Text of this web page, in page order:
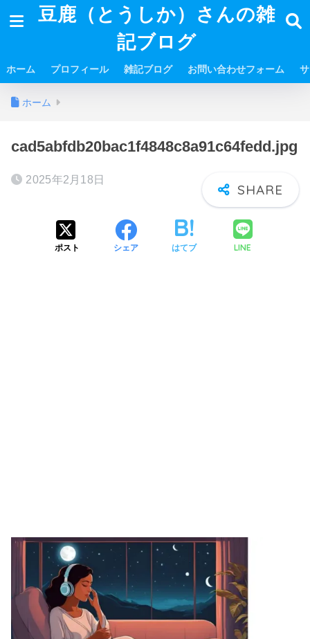
豆鹿（とうしか）さんの雑
記ブログ
ホーム プロフィール 雑記ブログ お問い合わせフォーム
ホーム
cad5abfdb20bac1f4848c8a91c64fedd.jpg
2025年2月18日
ポスト シェア はてブ LINE